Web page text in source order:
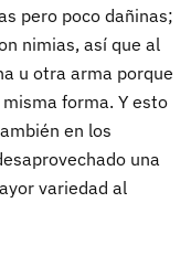
pero poco dañinas;
nimias, así que al
u otra arma porque
forma. Y esto
en los
una
variedad al